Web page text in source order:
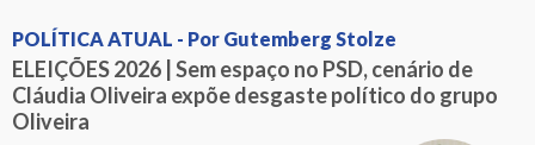
POLÍTICA ATUAL - Por Gutemberg Stolze
ELEIÇÕES 2026 | Sem espaço no PSD, cenário de
Cláudia Oliveira expõe desgaste político do grupo
Oliveira